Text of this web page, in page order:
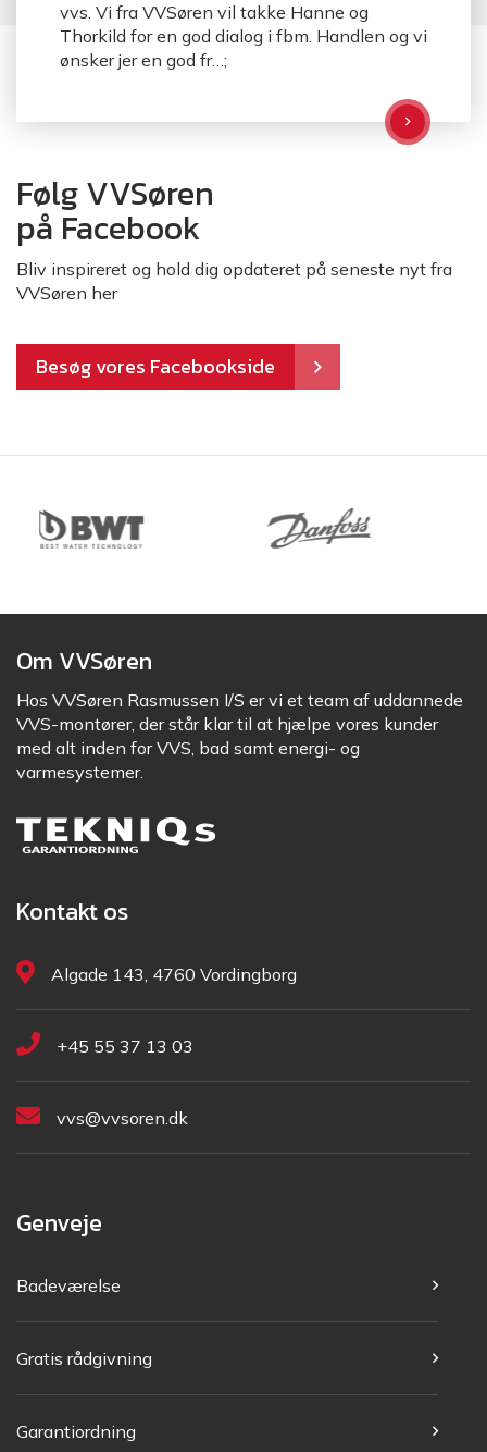
vvs. Vi fra VVSøren vil takke Hanne og
Thorkild for en god dialog i fbm. Handlen og vi
ønsker jer en god fr…;
Følg VVSøren
på Facebook
Bliv inspireret og hold dig opdateret på seneste nyt fra
VVSøren her
Besøg vores Facebookside
Om VVSøren
Hos VVSøren Rasmussen I/S er vi et team af uddannede
VVS-montører, der står klar til at hjælpe vores kunder
med alt inden for VVS, bad samt energi- og
varmesystemer.
Kontakt os
Algade 143, 4760 Vordingborg
+45 55 37 13 03
vvs@vvsoren.dk
Genveje
Badeværelse
Gratis rådgivning
Garantiordning